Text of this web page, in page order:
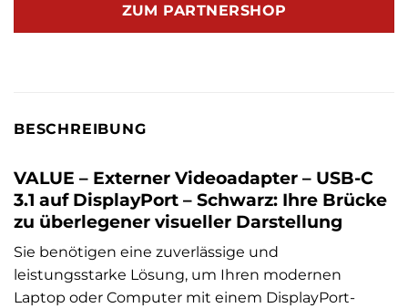
ZUM PARTNERSHOP
BESCHREIBUNG
VALUE – Externer Videoadapter – USB-C
3.1 auf DisplayPort – Schwarz: Ihre Brücke
zu überlegener visueller Darstellung
Sie benötigen eine zuverlässige und
leistungsstarke Lösung, um Ihren modernen
Laptop oder Computer mit einem DisplayPort-